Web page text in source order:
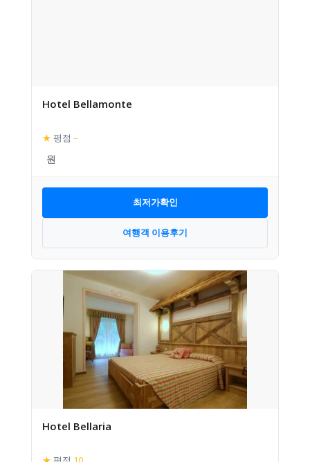
Hotel Bellamonte
★ 평점 –
최저가확인
여행객 이용후기
Hotel Bellaria